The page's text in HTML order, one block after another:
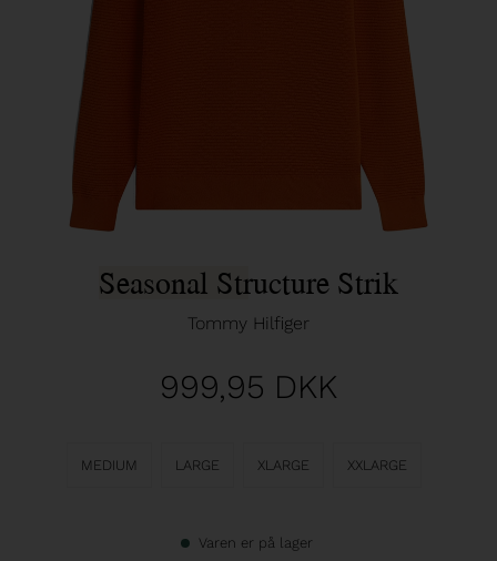
Seasonal Structure Strik
Tommy Hilfiger
999,95 DKK
MEDIUM LARGE XLARGE XXLARGE
Varen er på lager